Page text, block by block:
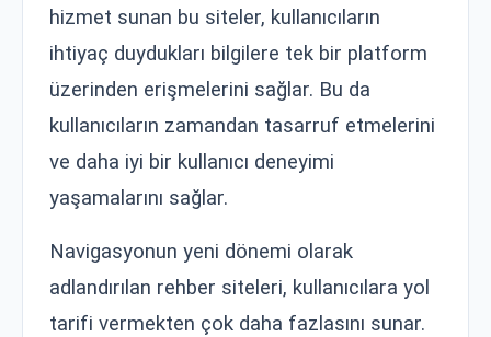
hizmet sunan bu siteler, kullanıcıların
ihtiyaç duydukları bilgilere tek bir platform
üzerinden erişmelerini sağlar. Bu da
kullanıcıların zamandan tasarruf etmelerini
ve daha iyi bir kullanıcı deneyimi
yaşamalarını sağlar.
Navigasyonun yeni dönemi olarak
adlandırılan rehber siteleri, kullanıcılara yol
tarifi vermekten çok daha fazlasını sunar.